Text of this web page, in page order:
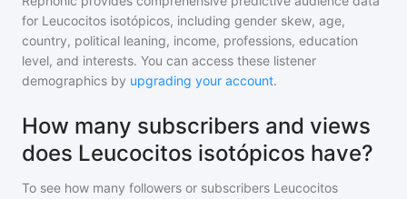
for Leucocitos isotópicos, including gender skew, age,
country, political leaning, income, professions, education
level, and interests. You can access these listener
demographics by upgrading your account.
How many subscribers and views
does Leucocitos isotópicos have?
To see how many followers or subscribers Leucocitos